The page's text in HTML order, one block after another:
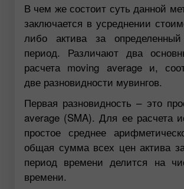
В чем же состоит суть данной
заключается в усреднении
либо актива за
период. Различают два
расчета moving average и,
две разновидности мувингов.
Первая разновидность – это
average (SMA). Для ее расчета
простое среднее
общая сумма всех цен актива
период времени делится на
времени.